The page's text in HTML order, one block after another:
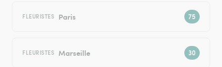
FLEURISTES Paris
FLEURISTES Marseille